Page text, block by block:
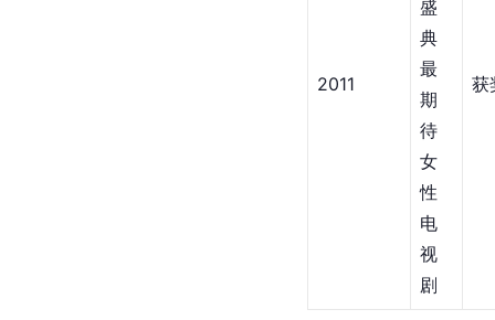
2011
盛
典
最
期
待
女
性
电
视
剧
获